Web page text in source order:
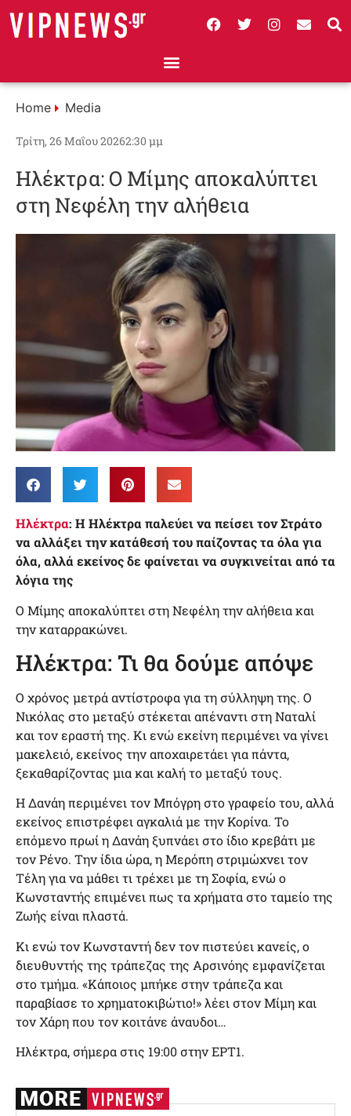
Home Media
Τρίτη, 26 Μαΐου 20262:30 μμ
Ηλέκτρα: Ο Μίμης αποκαλύπτει
στη Νεφέλη την αλήθεια
Ηλέκτρα: Η Ηλέκτρα παλεύει να πείσει τον Στράτο
να αλλάξει την κατάθεσή του παίζοντας τα όλα για
όλα, αλλά εκείνος δε φαίνεται να συγκινείται από τα
λόγια της
Ο Μίμης αποκαλύπτει στη Νεφέλη την αλήθεια και
την καταρρακώνει.
Ηλέκτρα: Τι θα δούμε απόψε
Ο χρόνος μετρά αντίστροφα για τη σύλληψη της. Ο
Νικόλας στο μεταξύ στέκεται απέναντι στη Ναταλί
και τον εραστή της. Κι ενώ εκείνη περιμένει να γίνει
μακελειό, εκείνος την αποχαιρετάει για πάντα,
ξεκαθαρίζοντας μια και καλή το μεταξύ τους.
Η Δανάη περιμένει τον Μπόγρη στο γραφείο του, αλλά
εκείνος επιστρέφει αγκαλιά με την Κορίνα. Το
επόμενο πρωί η Δανάη ξυπνάει στο ίδιο κρεβάτι με
τον Ρένο. Την ίδια ώρα, η Μερόπη στριμώχνει τον
Τέλη για να μάθει τι τρέχει με τη Σοφία, ενώ ο
Κωνσταντής επιμένει πως τα χρήματα στο ταμείο της
Ζωής είναι πλαστά.
Κι ενώ τον Κωνσταντή δεν τον πιστεύει κανείς, ο
διευθυντής της τράπεζας της Αρσινόης εμφανίζεται
στο τμήμα. «Κάποιος μπήκε στην τράπεζα και
παραβίασε το χρηματοκιβώτιο!» λέει στον Μίμη και
τον Χάρη που τον κοιτάνε άναυδοι…
Ηλέκτρα, σήμερα στις 19:00 στην ΕΡΤ1.